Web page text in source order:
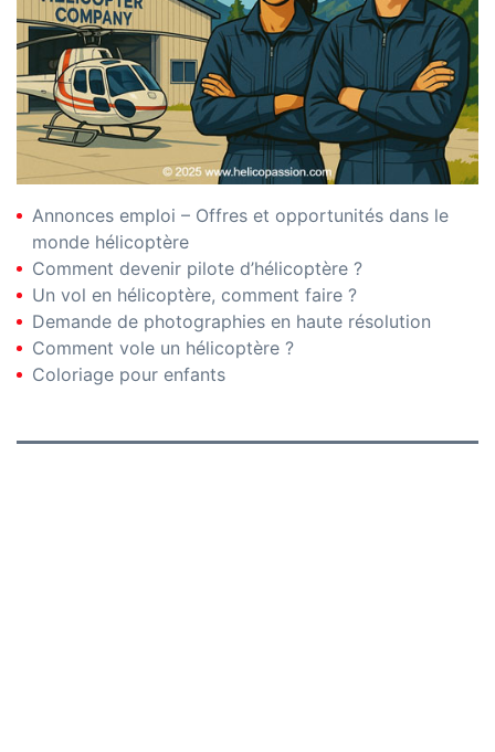
Annonces emploi – Offres et opportunités dans le
monde hélicoptère
Comment devenir pilote d’hélicoptère ?
Un vol en hélicoptère, comment faire ?
Demande de photographies en haute résolution
Comment vole un hélicoptère ?
Coloriage pour enfants